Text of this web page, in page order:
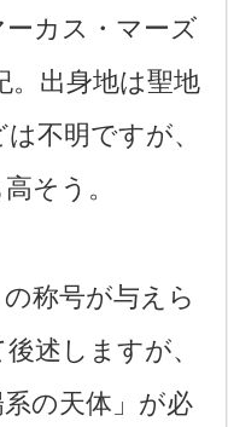
カス・マーズ
。出身地は聖地
不明ですが、
そう。
称号が与えら
述しますが、
の天体」が必